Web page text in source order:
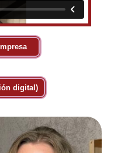
digital)